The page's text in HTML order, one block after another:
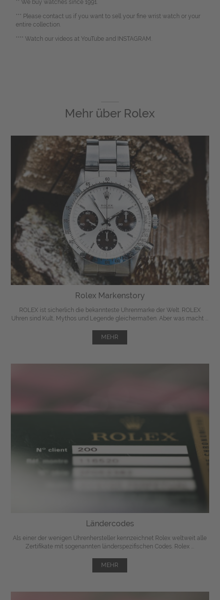
** We buy watches since 1991.
*** Please contact us if you want to sell your fine wrist watch or your
entire collection.
**** Watch our videos at YouTube and INSTAGRAM.
Mehr über Rolex
Rolex Markenstory
ROLEX ist sicherlich die bekannteste Uhrenmarke der Welt. ROLEX
Uhren sind Kult, Mythos und Legende gleichermaßen. Aber was macht ...
MEHR
Ländercodes
Als einer der wenigen Uhrenhersteller kennzeichnet Rolex weltweit alle
Zertifikate mit sogenannten länderspezifischen Codes. Rolex ...
MEHR